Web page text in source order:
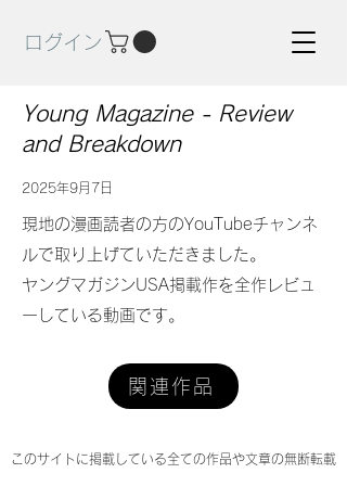
ログイン
Young Magazine - Review
and Breakdown
2025年9月7日
現地の漫画読者の方のYouTubeチャンネ
ルで取り上げていただきました。
ヤングマガジンUSA掲載作を全作レビュ
ーしている動画です。
関連作品
このサイトに掲載している全ての作品や文章の無断転載